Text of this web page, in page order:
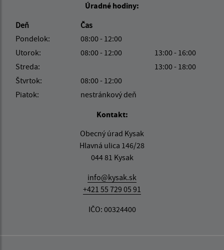
Úradné hodiny:
Deň
Čas
Pondelok:
08:00 - 12:00
Utorok:
08:00 - 12:00
13:00 - 16:00
Streda:
13:00 - 18:00
Štvrtok:
08:00 - 12:00
Piatok:
nestránkový deň
Kontakt:
Obecný úrad Kysak
Hlavná ulica 146/28
044 81 Kysak
info@kysak.sk
+421 55 729 05 91
IČO: 00324400